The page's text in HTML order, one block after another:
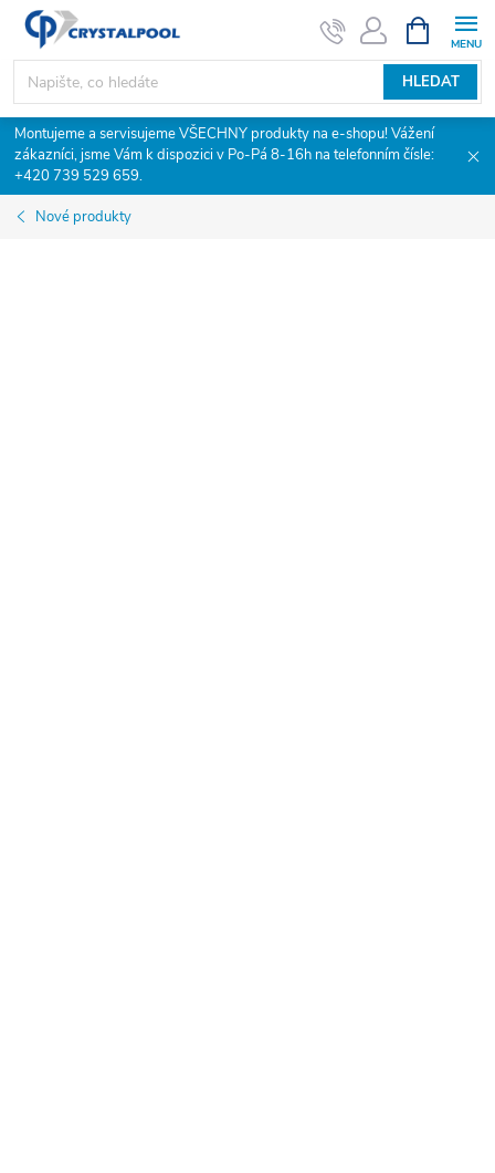
Přejít
obsah
HLEDAT
NÁKUPNÍ
KOŠÍK
Montujeme a servisujeme VŠECHNY produkty na e-shopu! Vážení
zákazníci, jsme Vám k dispozici v Po-Pá 8-16h na telefonním čísle:
+420 739 529 659.
Nové produkty